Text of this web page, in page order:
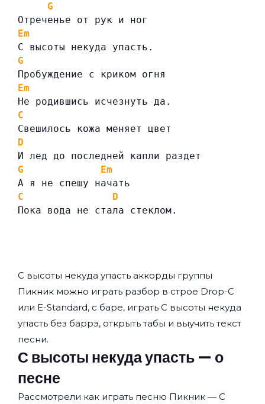
G
Отреченье от рук и ног
Em
С высоты некуда упасть.
G
Пробуждение с криком огня
Em
Не родившись исчезнуть да.
C
Свешилось кожа меняет цвет
D
И лед до последней капли раздет
G
Em
А я не спешу начать
C
D
Пока вода не стала стеклом.
С высоты некуда упасть аккорды группы
Пикник можно играть разбор в строе Drop-C
или E-Standard, с баре, играть С высоты некуда
упасть без баррэ, открыть табы и выучить текст
песни.
С высоты некуда упасть — о
песне
Рассмотрели как играть песню Пикник — С